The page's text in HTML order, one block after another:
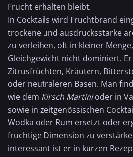
Frucht erhalten bleibt.
In Cocktails wird Fruchtbrand
trockene und ausdrucksstarke
zu verleihen, oft in kleiner
Gleichgewicht nicht dominiert.
Zitrusfrüchten, Kräutern,
oder neutraleren Basen. Man
wie dem Kirsch Martinioder in
sowie in zeitgenössischen
Wodka oder Rum ersetzt oder
fruchtige Dimension zu
interessant ist er in kurzen